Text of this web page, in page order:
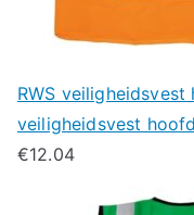
RWS
veiligheidsvest
€12.04